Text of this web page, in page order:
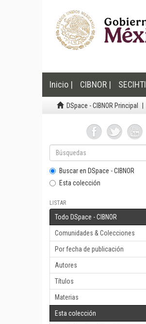
Inicio | CIBNOR | SECIHTI
DSpace - CIBNOR Principal
Buscar en DSpace - CIBNOR
Esta colección
LISTAR
Todo DSpace - CIBNOR
Comunidades & Colecciones
Por fecha de publicación
Autores
Títulos
Materias
Esta colección